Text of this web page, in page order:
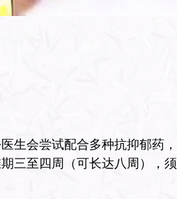
生会尝试配合多种抗抑郁药
三至四周（可长达八周），